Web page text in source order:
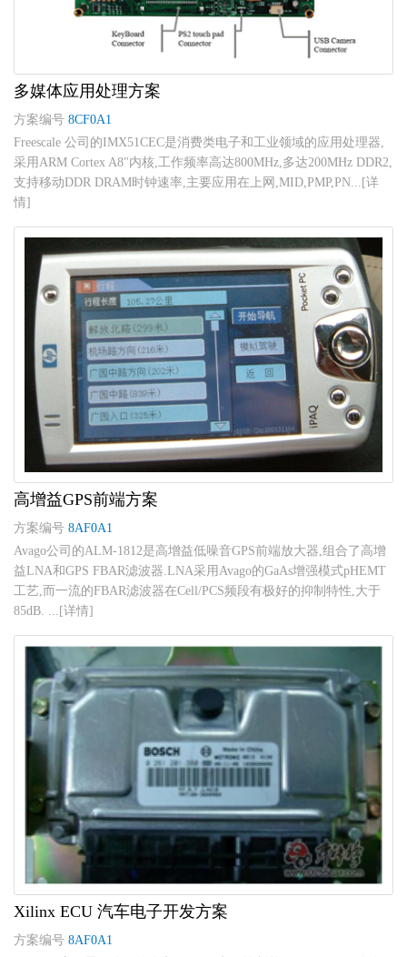
多媒体应用处理方案
方案编号 8CF0A1
Freescale 公司的IMX51CEC是消费类电子和工业领域的应用处理器,
采用ARM Cortex A8"内核,工作频率高达800MHz,多达200MHz DDR2,
支持移动DDR DRAM时钟速率,主要应用在上网,MID,PMP,PN...[详
情]
高增益GPS前端方案
方案编号 8AF0A1
Avago公司的ALM-1812是高增益低噪音GPS前端放大器,组合了高增
益LNA和GPS FBAR滤波器.LNA采用Avago的GaAs增强模式pHEMT
工艺,而一流的FBAR滤波器在Cell/PCS频段有极好的抑制特性,大于
85dB. ...[详情]
Xilinx ECU 汽车电子开发方案
方案编号 8AF0A1